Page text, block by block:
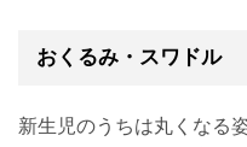
おくるみ・スワドル
新生児のうちは丸くなる